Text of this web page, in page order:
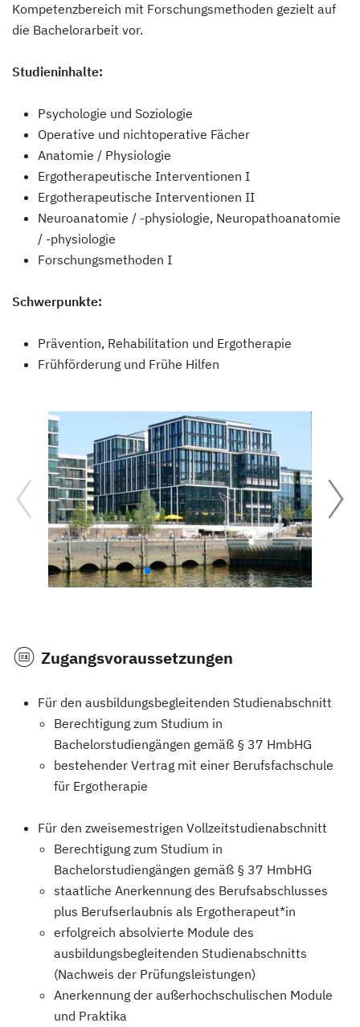
Kompetenzbereich mit Forschungsmethoden gezielt auf
die Bachelorarbeit vor.
Studieninhalte:
Psychologie und Soziologie
Operative und nichtoperative Fächer
Anatomie / Physiologie
Ergotherapeutische Interventionen I
Ergotherapeutische Interventionen II
Neuroanatomie / -physiologie, Neuropathoanatomie
/ -physiologie
Forschungsmethoden I
Schwerpunkte:
Prävention, Rehabilitation und Ergotherapie
Frühförderung und Frühe Hilfen
Zugangsvoraussetzungen
Für den ausbildungsbegleitenden Studienabschnitt
Berechtigung zum Studium in
Bachelorstudiengängen gemäß § 37 HmbHG
bestehender Vertrag mit einer Berufsfachschule
für Ergotherapie
Für den zweisemestrigen Vollzeitstudienabschnitt
Berechtigung zum Studium in
Bachelorstudiengängen gemäß § 37 HmbHG
staatliche Anerkennung des Berufsabschlusses
plus Berufserlaubnis als Ergotherapeut*in
erfolgreich absolvierte Module des
ausbildungsbegleitenden Studienabschnitts
(Nachweis der Prüfungsleistungen)
Anerkennung der außerhochschulischen Module
und Praktika